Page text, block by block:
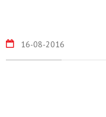
16-08-2016